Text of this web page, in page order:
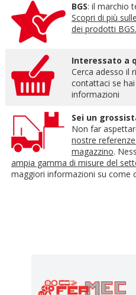
BGS: il marchio
Scopri di più
dei prodotti BGS.
Interessato a
Cerca adesso il
contattaci se
informazioni
Sei un
Non far
nostre
magazzino.
ampia gamma di misure del
maggiori informazioni su come